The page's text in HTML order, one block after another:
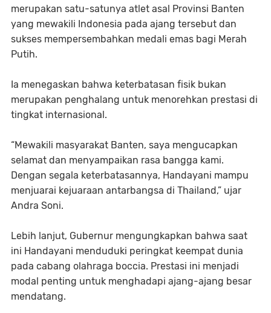
merupakan satu-satunya atlet asal Provinsi Banten
yang mewakili Indonesia pada ajang tersebut dan
sukses mempersembahkan medali emas bagi Merah
Putih.
Ia menegaskan bahwa keterbatasan fisik bukan
merupakan penghalang untuk menorehkan prestasi di
tingkat internasional.
​“Mewakili masyarakat Banten, saya mengucapkan
selamat dan menyampaikan rasa bangga kami.
Dengan segala keterbatasannya, Handayani mampu
menjuarai kejuaraan antarbangsa di Thailand,” ujar
Andra Soni.
​Lebih lanjut, Gubernur mengungkapkan bahwa saat
ini Handayani menduduki peringkat keempat dunia
pada cabang olahraga boccia. Prestasi ini menjadi
modal penting untuk menghadapi ajang-ajang besar
mendatang.